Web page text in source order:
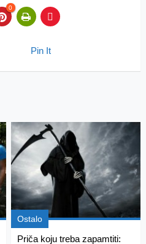
0
Pin It
Ostalo
Priča koju treba zapamtiti: